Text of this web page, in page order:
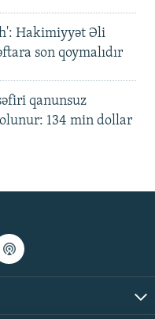
Hakimiyyət Əli
son qoymalıdır
qanunsuz
134 min dollar